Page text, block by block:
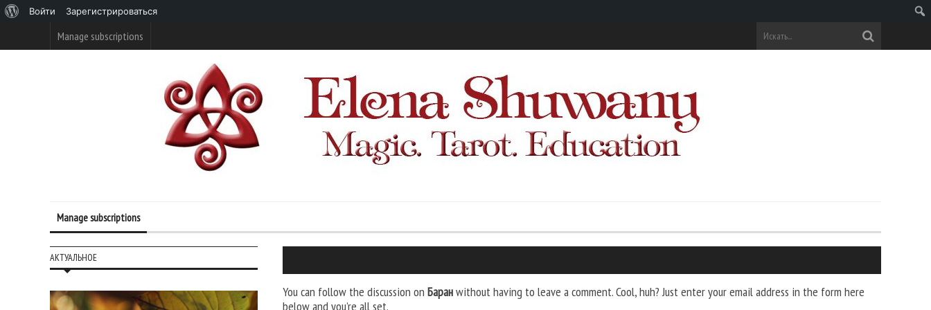
Manage subscriptions
Manage subscriptions
You can follow the discussion on Баранwithout having to leave a comment. Cool, huh? Just enter your email address in the form here
below and you’re all set.
АКТУАЛЬНОЕ
WordPress
Войти Зарегистрироваться